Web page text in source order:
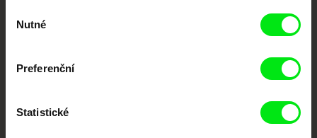
souhlasu
Nutné
Preferenční
Statistické